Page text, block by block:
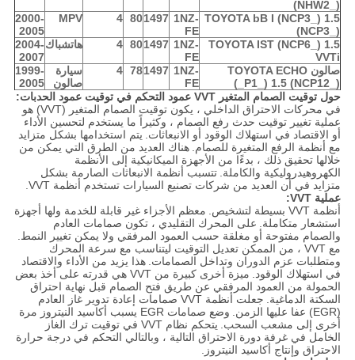
(NHW2_)
TOYOTA bB I (NCP3_) 1.5
(NCP3_)
1NZ-
FE
1497
80
4
MPV
2000-
2005
TOYOTA IST (NCP6_) 1.5
VVTi
1NZ-
FE
1497
80
4 هاتشباك2004-
2007
صالون TOYOTA ECHO
(_P1_) 1.5 (NCP12_)
1NZ-
FE
1497
78
4
سيارة
صالون
1999-
2005
حول توقيت الصمام المتغير VVT عمود التحكم في توقيت عمود الحدبات:
في محركات الاحتراق الداخلي ، يكون توقيت الصمام المتغير (VVT) هو
عملية تغيير توقيت حدث رفع الصمام ، وكثيراً ما يستخدم لتحسين الأداء
أو الاقتصاد في استهلاك الوقود أو الانبعاثات. يتم استخدامها بشكل متزايد
مع أنظمة الرفع المتغيرة للصمام. هناك العديد من الطرق التي يمكن من
خلالها تحقيق ذلك ، بدءًا من الأجهزة الميكانيكية إلى الأنظمة
الكهروهيدروليكية والكاملة. تتسبب أنظمة الانبعاثات الصارمة بشكل
متزايد في أن العديد من شركات تصنيع السيارات تستخدم أنظمة VVT.
عملية VVT:
أنظمة VVT بسيطة لتشخيص.
معظم الأجزاء غير قابلة للخدمة ولها أجهزة
استشعار متكاملة. على المحرك التقليدي ، تكون صمامات العادم
والصمام مفتوحة أو مغلقة حسب العمود المرفقي ولا يمكن تغيير النمط.
مع VVT ، من الممكن تعديل التوقيت ليتناسب مع سرعة المحرك
ومتطلبات عزم الدوران وتداخل الصمامات. هذا يزيد من الأداء والاقتصاد
في استهلاك الوقود.
ميزة أخرى كبيرة من VVT هي قدرته على أخذ بعض
الحمولة من العمود المرفقي عن طريق فتح الصمام قبل نهاية احتراق
السكتة الدماغية.
جعلت أنظمة VVT صمامات إعادة تدوير غاز العادم
(EGR) عفا عليها الزمن.
وضع صمامات EGR يسبب أكاسيد النيتروز مرة
أخرى إلى مشعب السحب.
يتحكم نظام VVT في توقيت ترك الغاز
الخامل في غرفة دورة الاحتراق التالية ، وبالتالي التحكم في درجة حرارة
الاحتراق وإنتاج أكاسيد النيتروز.